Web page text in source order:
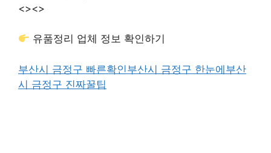
<><>
유품정리 업체 정보 확인하기
부산시 금정구 빠른확인부산시 금정구 한눈에부산
시 금정구 진짜꿀팁